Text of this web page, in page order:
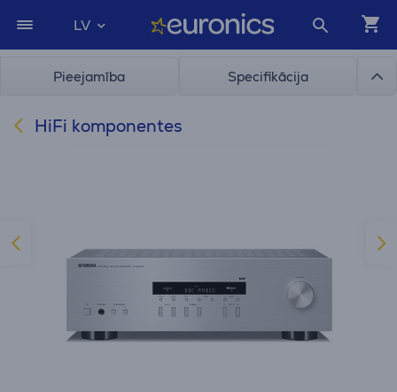
LV
Pieejamība Specifikācija
HiFi komponentes